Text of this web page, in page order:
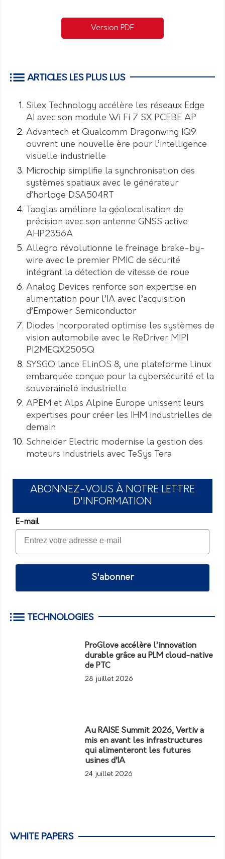
Version PDF
ARTICLES LES PLUS LUS
Silex Technology accélère les réseaux Edge
AI avec son module Wi Fi 7 SX PCEBE AP
Advantech et Qualcomm Dragonwing IQ9
ouvrent une nouvelle ère pour l’intelligence
visuelle industrielle
Microchip simplifie la synchronisation des
systèmes spatiaux avec le générateur
d’horloge DSA504RT
Taoglas améliore la géolocalisation de
précision avec son antenne GNSS active
AHP2356A
Allegro révolutionne le freinage brake-by-
wire avec le premier PMIC de sécurité
intégrant la détection de vitesse de roue
Analog Devices renforce son expertise en
alimentation pour l’IA avec l’acquisition
d’Empower Semiconductor
Diodes Incorporated optimise les systèmes de
vision automobile avec le ReDriver MIPI
PI2MEQX2505Q
SYSGO lance ELinOS 8, une plateforme Linux
embarquée conçue pour la cybersécurité et la
souveraineté industrielle
APEM et Alps Alpine Europe unissent leurs
expertises pour créer les IHM industrielles de
demain
Schneider Electric modernise la gestion des
moteurs industriels avec TeSys Tera
ABONNEZ-VOUS À NOTRE LETTRE
D'INFORMATION
E-mail
S'abonner
TECHNOLOGIES
ProGlove accélère l’innovation
durable grâce au PLM cloud-native
de PTC
28 juillet 2026
Au RAISE Summit 2026, Vertiv a
mis en avant les infrastructures
qui alimenteront les futures
usines d’IA
24 juillet 2026
WHITE PAPERS